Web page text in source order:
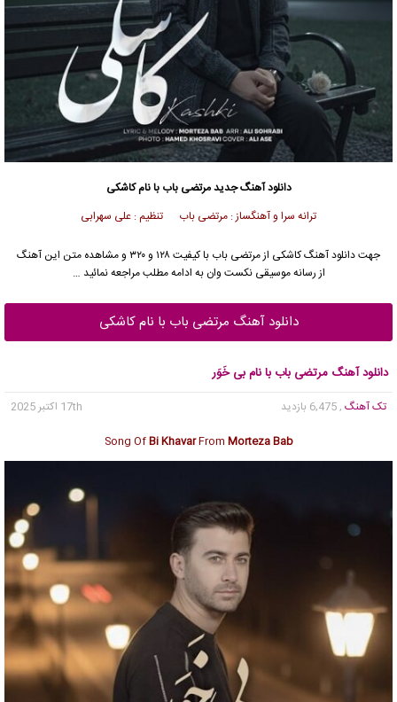
دانلود آهنگ جدیدمرتضی باب با نام کاشکی
ترانه سرا و آهنگساز : مرتضی باب تنظیم : علی سهرابی
جهت دانلود آهنگ کاشکی ازمرتضی باب
با کیفیت ۱۲۸ و ۳۲۰ و مشاهده متن این آهنگ
از رسانه موسیقی نکست وان به ادامه مطلب مراجعه نمائید …
دانلود آهنگ مرتضی باب با نام کاشکی
دانلود آهنگ مرتضی باب با نام بی خَوَر
تک آهنگ , 6,475 بازدید
17th اکتبر 2025
Song OfBi KhavarFrom Morteza Bab